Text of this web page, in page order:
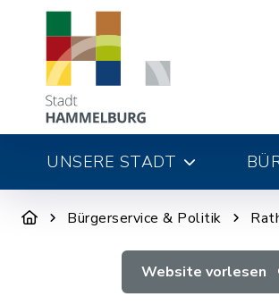
UNSERE STADT
Bürgerservice & Politik
Website vorlesen